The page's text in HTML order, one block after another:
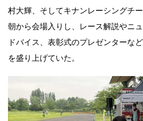
村大輝、そしてキナンレーシングチ
朝から会場入りし、レース解説やニ
ドバイス、表彰式のプレゼンターな
を盛り上げていた。